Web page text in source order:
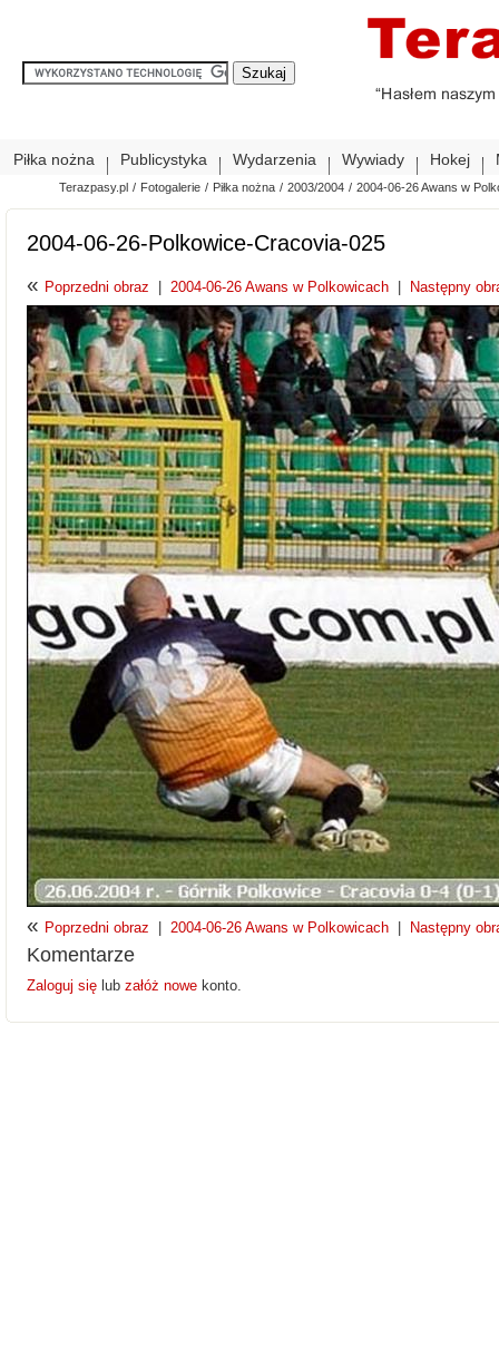
Piłka nożna Publicystyka Wydarzenia Wywiady Hokej
Terazpasy.pl / Fotogalerie / Piłka nożna / 2003/2004 / 2004-06-26 Awans w
2004-06-26-Polkowice-Cracovia-025
« Poprzedni obraz 2004-06-26 Awans w Polkowicach Następny
« Poprzedni obraz 2004-06-26 Awans w Polkowicach Następny
Komentarze
Zaloguj się lub załóż nowe konto.